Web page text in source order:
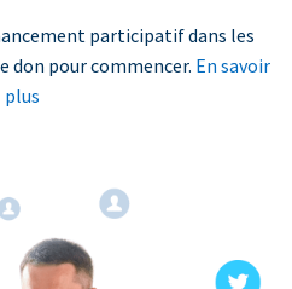
participatif dans les
don pour commencer. En savoir
plus